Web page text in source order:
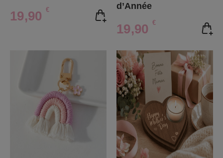
19,90 €
d’Année
19,90 €